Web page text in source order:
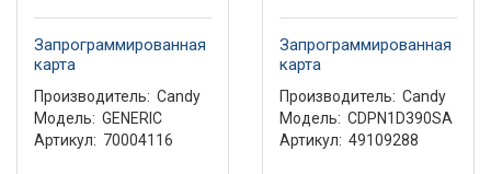
Запрограммированная
карта
Производитель: Candy
Модель: GENERIC
Артикул: 70004116
Запрограммированная
карта
Производитель: Candy
Модель: CDPN1D390SA
Артикул: 49109288